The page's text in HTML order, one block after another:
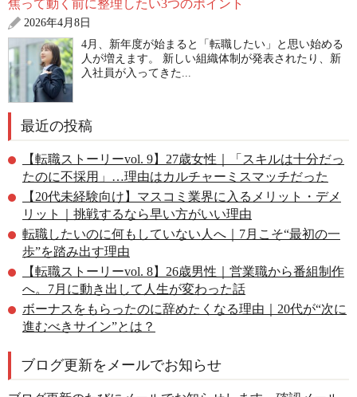
焦って動く前に整理したい3つのポイント
2026年4月8日
4月、新年度が始まると「転職したい」と思い始める
人が増えます。 新しい組織体制が発表されたり、新
入社員が入ってきた...
最近の投稿
【転職ストーリーvol. 9】27歳女性｜「スキルは十分だっ
たのに不採用」…理由はカルチャーミスマッチだった
【20代未経験向け】マスコミ業界に入るメリット・デメ
リット｜挑戦するなら早い方がいい理由
転職したいのに何もしていない人へ｜7月こそ“最初の一
歩”を踏み出す理由
【転職ストーリーvol. 8】26歳男性｜営業職から番組制作
へ。7月に動き出して人生が変わった話
ボーナスをもらったのに辞めたくなる理由｜20代が“次に
進むべきサイン”とは？
ブログ更新をメールでお知らせ